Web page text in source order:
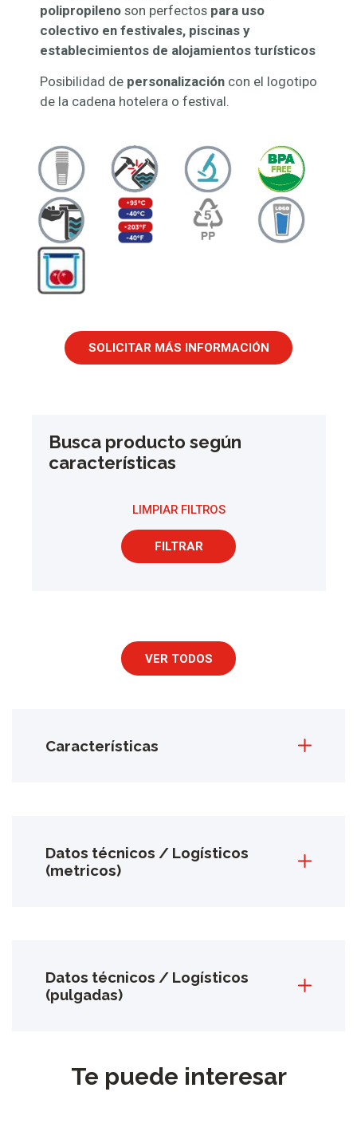
polipropileno son perfectos para uso
colectivo en festivales, piscinas y
establecimientos de alojamientos turísticos
Posibilidad de personalización con el logotipo
de la cadena hotelera o festival.
SOLICITAR MÁS INFORMACIÓN
Busca producto según
características
LIMPIAR FILTROS
FILTRAR
VER TODOS
Características
Datos técnicos / Logísticos
(metricos)
Datos técnicos / Logísticos
(pulgadas)
Te puede interesar